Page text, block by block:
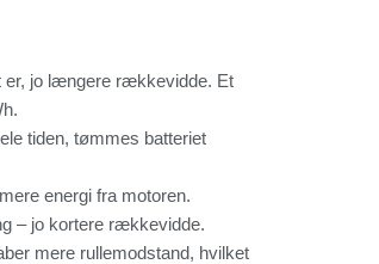
er, jo længere rækkevidde. Et
tiden, tømmes batteriet
energi fra motoren.
– jo kortere rækkevidde.
mere rullemodstand, hvilket